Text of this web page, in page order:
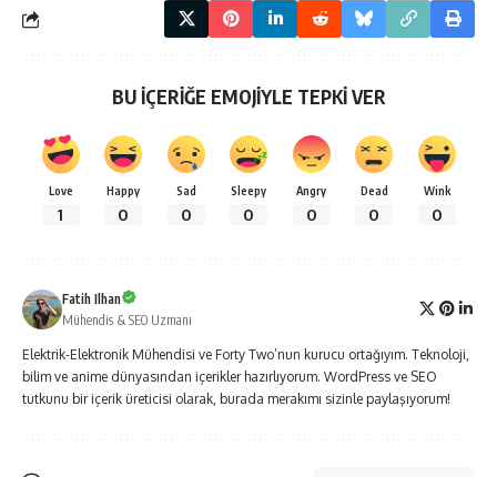
BU İÇERİĞE EMOJİYLE TEPKİ VER
Love
1
Happy
0
Sad
0
Sleepy
0
Angry
0
Dead
0
Wink
0
Fatih Ilhan
Mühendis & SEO Uzmanı
Elektrik-Elektronik Mühendisi ve Forty Two’nun kurucu ortağıyım. Teknoloji,
bilim ve anime dünyasından içerikler hazırlıyorum. WordPress ve SEO
tutkunu bir içerik üreticisi olarak, burada merakımı sizinle paylaşıyorum!